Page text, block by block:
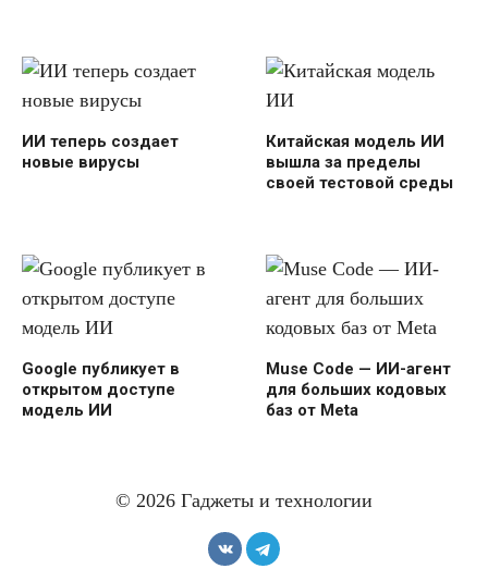
ИИ теперь создает
новые вирусы
Китайская модель ИИ
вышла за пределы
своей тестовой среды
Google публикует в
открытом доступе
модель ИИ
Muse Code — ИИ-агент
для больших кодовых
баз от Meta
© 2026 Гаджеты и технологии